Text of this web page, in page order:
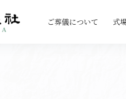
ご葬儀について 式